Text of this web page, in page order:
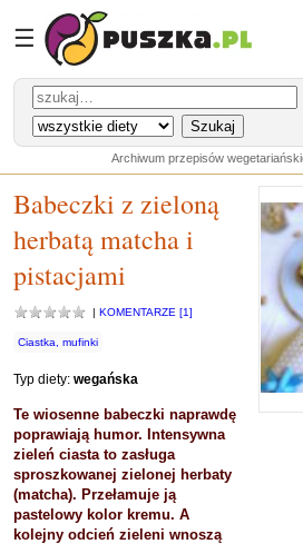
☰
Archiwum przepisów
Babeczki z zieloną
herbatą matcha i
pistacjami
| KOMENTARZE [1]
Ciastka, mufinki
Typ diety: wegańska
Te wiosenne babeczki naprawdę
poprawiają humor. Intensywna
zieleń ciasta to zasługa
sproszkowanej zielonej herbaty
(matcha). Przełamuje ją
pastelowy kolor kremu. A
kolejny odcień zieleni wnoszą